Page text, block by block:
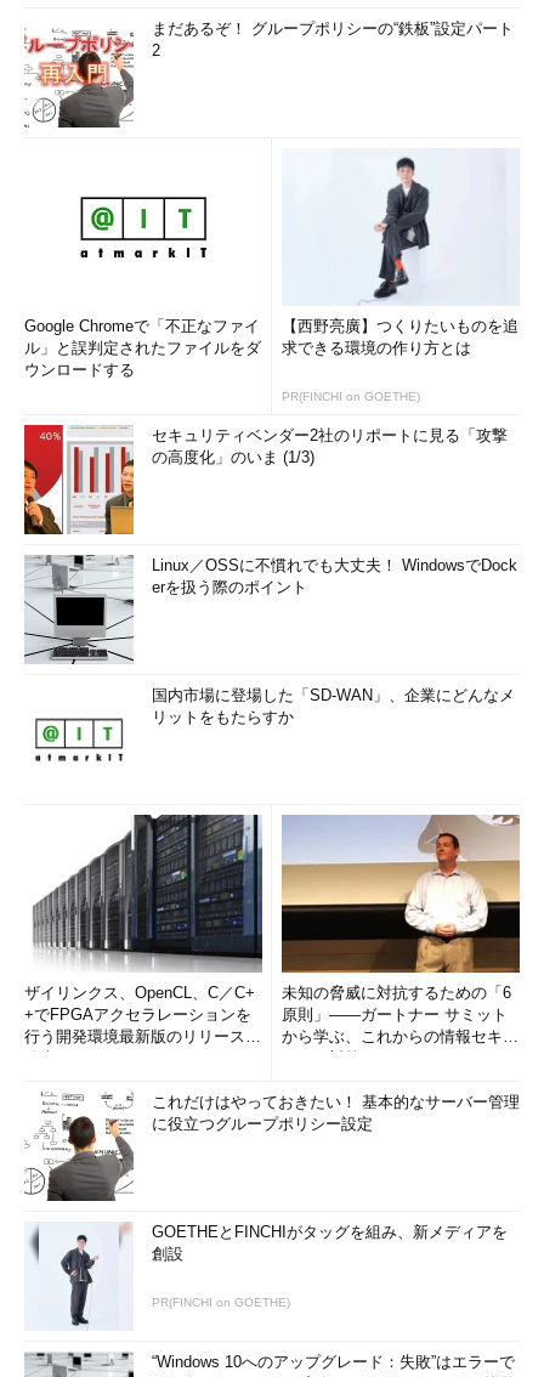
まだあるぞ！ グループポリシーの“鉄板”設定パート
2
Google Chromeで「不正なファイ
ル」と誤判定されたファイルをダ
ウンロードする
【西野亮廣】つくりたいものを追
求できる環境の作り方とは
PR(FINCHI on GOETHE)
セキュリティベンダー2社のリポートに見る「攻撃
の高度化」のいま (1/3)
Linux／OSSに不慣れでも大丈夫！ WindowsでDock
erを扱う際のポイント
国内市場に登場した「SD-WAN」、企業にどんなメ
リットをもたらすか
ザイリンクス、OpenCL、C／C+
+でFPGAアクセラレーションを
行う開発環境最新版のリリースを
未知の脅威に対抗するための「6
原則」――ガートナー サミット
から学ぶ、これからの情報セキュ
これだけはやっておきたい！ 基本的なサーバー管理
に役立つグループポリシー設定
GOETHEとFINCHIがタッグを組み、新メディアを
創設
PR(FINCHI on GOETHE)
“Windows 10へのアップグレード：失敗”はエラーで